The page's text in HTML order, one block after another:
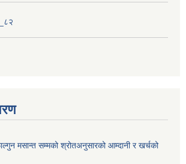
मसान्त सम्मको श्रोतअनुसारको आम्दानी र खर्चको